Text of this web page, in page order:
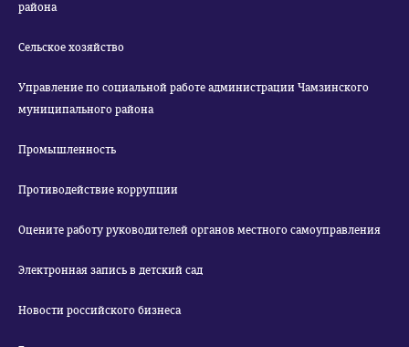
района
Сельское хозяйство
Управление по социальной работе администрации Чамзинского
муниципального района
Промышленность
Противодействие коррупции
Оцените работу руководителей органов местного самоуправления
Электронная запись в детский сад
Новости российского бизнеса